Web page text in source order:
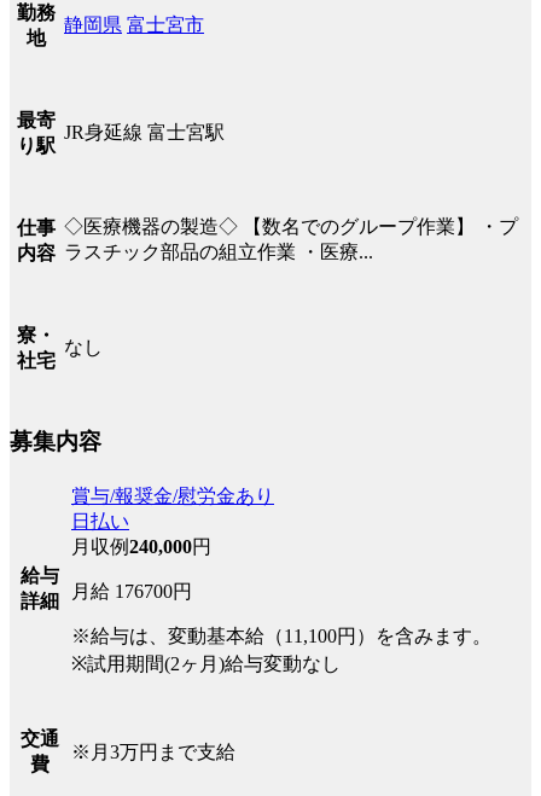
勤務
地
静岡県 富士宮市
最寄
り駅
JR身延線 富士宮駅
仕事
内容
◇医療機器の製造◇ 【数名でのグループ作業】 ・プ
ラスチック部品の組立作業 ・医療...
寮・
社宅
なし
募集内容
給与
詳細
賞与/報奨金/慰労金あり
日払い
月収例240,000円
月給 176700円
※給与は、変動基本給（11,100円）を含みます。
※試用期間(2ヶ月)給与変動なし
交通
費
※月3万円まで支給